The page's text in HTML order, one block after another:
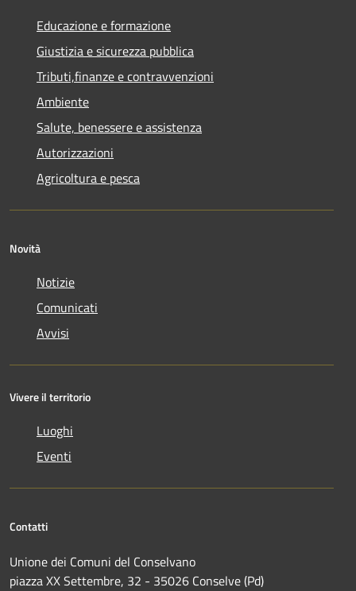
Educazione e formazione
Giustizia e sicurezza pubblica
Tributi,finanze e contravvenzioni
Ambiente
Salute, benessere e assistenza
Autorizzazioni
Agricoltura e pesca
Novità
Notizie
Comunicati
Avvisi
Vivere il territorio
Luoghi
Eventi
Contatti
Unione dei Comuni del Conselvano
piazza XX Settembre, 32 - 35026 Conselve (Pd)